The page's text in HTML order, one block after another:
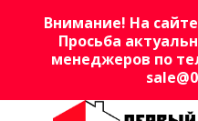
Внимание! На
Просьба
менеджеров по